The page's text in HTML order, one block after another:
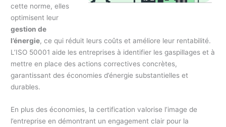
cette norme, elles
optimisent leur
gestion de
l’énergie, ce qui réduit leurs coûts et améliore leur rentabilité.
L’ISO 50001 aide les entreprises à identifier les gaspillages et à
mettre en place des actions correctives concrètes,
garantissant des économies d’énergie substantielles et
durables.
En plus des économies, la certification valorise l’image de
l’entreprise en démontrant un engagement clair pour la